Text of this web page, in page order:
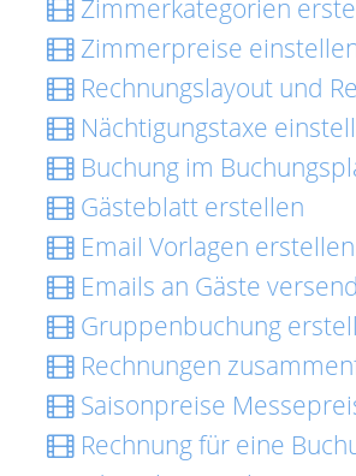
Zimmerkategorien
Zimmerpreise
Rechnungslayout und
Nächtigungstaxe
Buchung im
Gästeblatt erstellen
Email Vorlagen erstellen
Emails an Gäste
Gruppenbuchung
Rechnungen
Saisonpreise
Rechnung für eine